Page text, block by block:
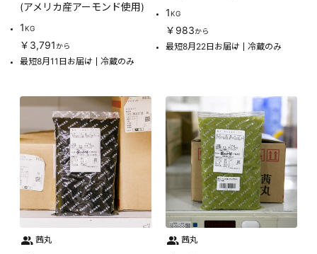
(アメリカ産アーモンド使用)
1KG
￥3,791から
最短8月11日お届け 冷蔵のみ
1KG
￥983から
最短8月22日お届け 冷蔵のみ
茜丸 茜丸